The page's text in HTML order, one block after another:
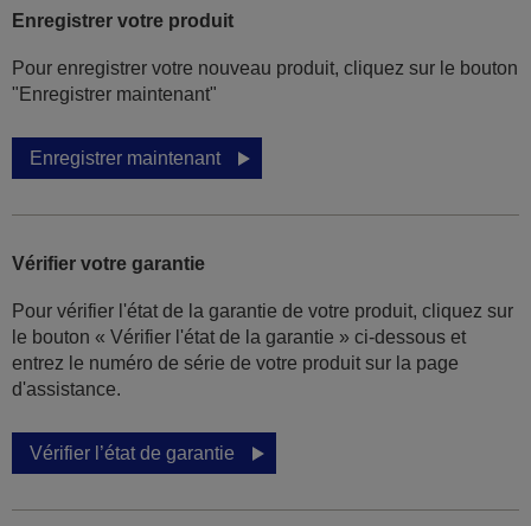
Enregistrer votre produit
Pour enregistrer votre nouveau produit, cliquez sur le bouton
"Enregistrer maintenant"
Enregistrer maintenant
Vérifier votre garantie
Pour vérifier l'état de la garantie de votre produit, cliquez sur
le bouton « Vérifier l'état de la garantie » ci-dessous et
entrez le numéro de série de votre produit sur la page
d'assistance.
Vérifier l’état de garantie